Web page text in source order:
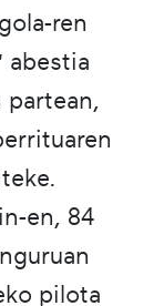
ren
abestia
partean,
en, 84
pilota